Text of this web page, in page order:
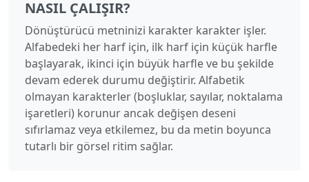
NASIL ÇALIŞIR?
Dönüştürücü metninizi karakter karakter işler.
Alfabedeki her harf için, ilk harf için küçük harfle
başlayarak, ikinci için büyük harfle ve bu şekilde
devam ederek durumu değiştirir. Alfabetik
olmayan karakterler (boşluklar, sayılar, noktalama
işaretleri) korunur ancak değişen deseni
sıfırlamaz veya etkilemez, bu da metin boyunca
tutarlı bir görsel ritim sağlar.